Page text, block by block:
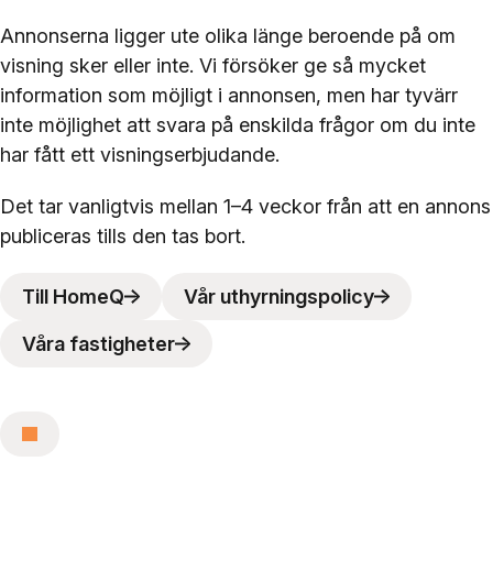
Annonserna ligger ute olika länge beroende på om
visning sker eller inte. Vi försöker ge så mycket
information som möjligt i annonsen, men har tyvärr
inte möjlighet att svara på enskilda frågor om du inte
har fått ett visningserbjudande.
Det tar vanligtvis mellan 1–4 veckor från att en annons
publiceras tills den tas bort.
Till HomeQ Vår uthyrningspolicy
Våra fastigheter